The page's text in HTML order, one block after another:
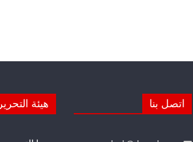
اتصل بنا هيئة التحرير